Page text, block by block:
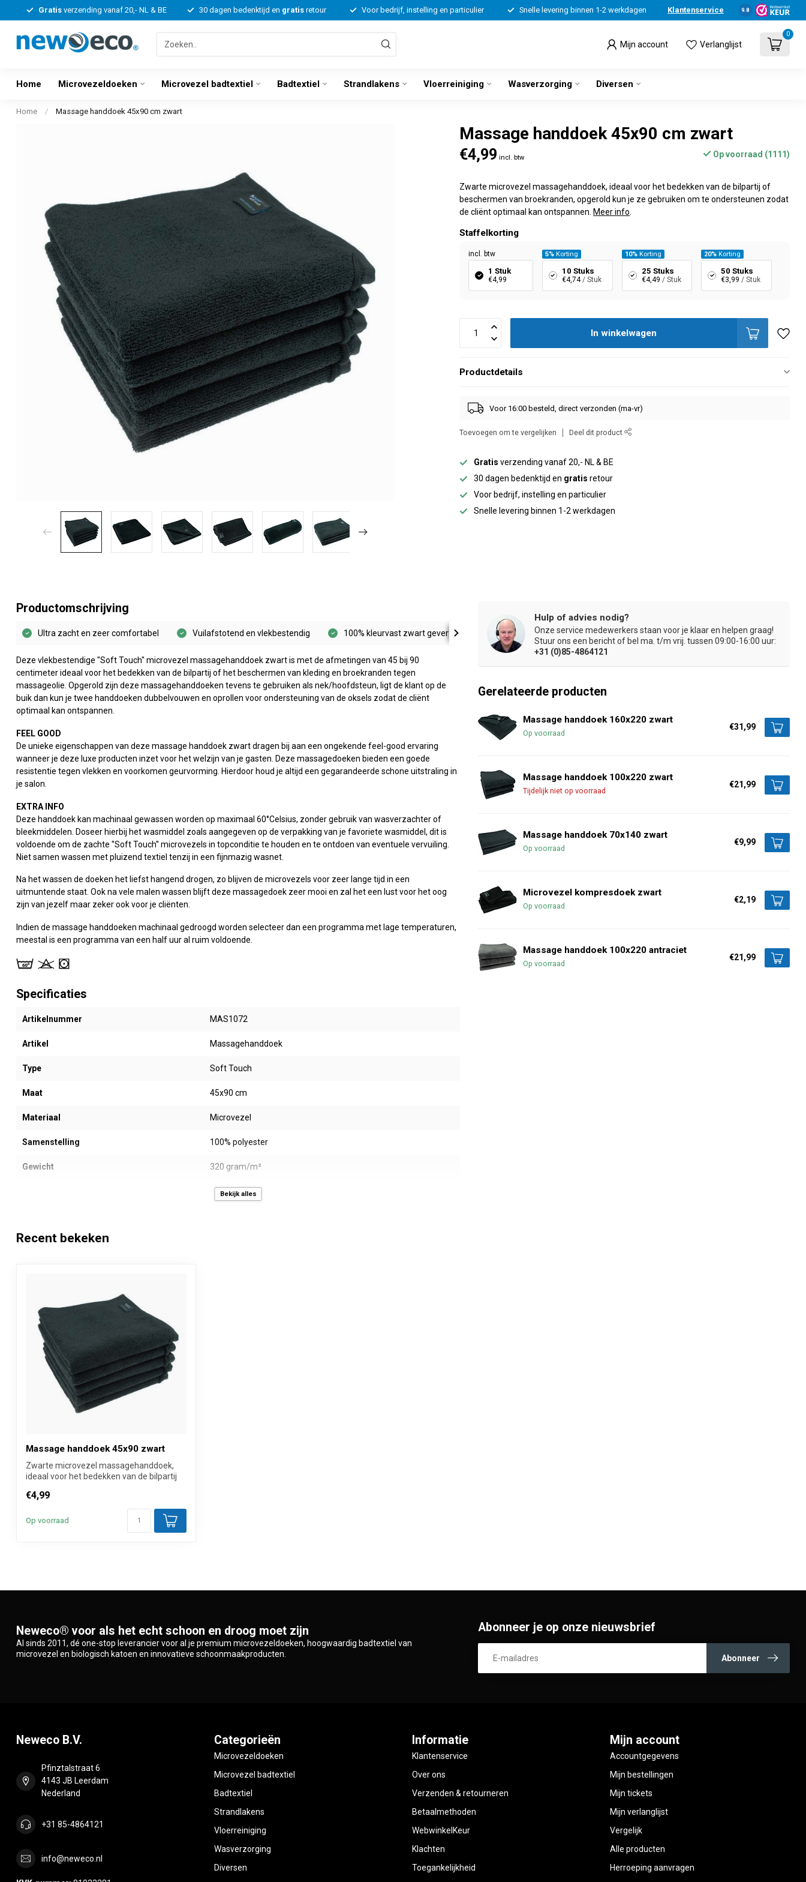
Gratisverzending vanaf 20,- NL & BE 30 dagen bedenktijd en gratisretour Voor bedrijf, instelling en particulier Snelle levering binnen 1-2 werkdagen Klantenservice 9.8
Mijn account Verlanglijst
0
Home Microvezeldoeken Microvezel badtextiel Badtextiel Strandlakens Vloerreiniging Wasverzorging Diversen
Home / Massage handdoek 45x90 cm zwart
Massage handdoek 45x90 cm zwart
€4,99 incl. btw Op voorraad (1111)
Zwarte microvezel massagehanddoek, ideaal voor het bedekken van de bilpartij of
beschermen van broekranden, opgerold kun je ze gebruiken om te ondersteunen zodat
de cliënt optimaal kan ontspannen. Meer info
Staffelkorting
incl. btw
1 Stuk
€4,99
5%Korting
10 Stuks
€4,74 / Stuk
10%Korting
25 Stuks
€4,49 / Stuk
20% Korting
50 Stuks
€3,99 / Stuk
In winkelwagen
Productdetails
Voor 16:00 besteld, direct verzonden (ma-vr)
Toevoegen om te vergelijken Deel dit product
Gratis verzending vanaf 20,- NL & BE
30 dagen bedenktijd en gratis retour
Voor bedrijf, instelling en particulier
Snelle levering binnen 1-2 werkdagen
Productomschrijving
Ultra zacht en zeer comfortabel Vuilafstotend en vlekbestendig 100% kleurvast zwart geverfd Vormvast en blijvend mooi Ideaal voor gevoelige huid
Deze vlekbestendige ''Soft Touch'' microvezel massagehanddoek zwart is met de afmetingen van 45 bij 90
centimeter ideaal voor het bedekken van de bilpartij of het beschermen van kleding en broekranden tegen
massageolie. Opgerold zijn deze massagehanddoeken tevens te gebruiken als nek/hoofdsteun, ligt de klant op de
buik dan kun je twee handdoeken dubbelvouwen en oprollen voor ondersteuning van de oksels zodat de cliënt
optimaal kan ontspannen.
FEEL GOOD
De unieke eigenschappen van deze massage handdoek zwart dragen bij aan een ongekende feel-good ervaring
wanneer je deze luxe producten inzet voor het welzijn van je gasten. Deze massagedoeken bieden een goede
resistentie tegen vlekken en voorkomen geurvorming. Hierdoor houd je altijd een gegarandeerde schone uitstraling in
je salon.
EXTRA INFO
Deze handdoek kan machinaal gewassen worden op maximaal 60°Celsius, zonder gebruik van wasverzachter of
bleekmiddelen. Doseer hierbij het wasmiddel zoals aangegeven op de verpakking van je favoriete wasmiddel, dit is
voldoende om de zachte ''Soft Touch'' microvezels in topconditie te houden en te ontdoen van eventuele vervuiling.
Niet samen wassen met pluizend textiel tenzij in een fijnmazig wasnet.
Na het wassen de doeken het liefst hangend drogen, zo blijven de microvezels voor zeer lange tijd in een
uitmuntende staat. Ook na vele malen wassen blijft deze massagedoek zeer mooi en zal het een lust voor het oog
zijn van jezelf maar zeker ook voor je cliënten.
Indien de massage handdoeken machinaal gedroogd worden selecteer dan een programma met lage temperaturen,
meestal is een programma van een half uur al ruim voldoende.
Specificaties
Artikelnummer MAS1072
Artikel Massagehanddoek
Type Soft Touch
Maat 45x90 cm
Materiaal Microvezel
Samenstelling 100% polyester
Gewicht 320 gram/m²
Zwart
Sneldrogend
Kenmerken
Inhoud
Verkoopprijs
Bekijk alles
Hulp of advies nodig?
Onze service medewerkers staan voor je klaar en helpen graag!
Stuur ons een bericht of bel ma. t/m vrij. tussen 09:00-16:00 uur:
+31 (0)85-4864121
Gerelateerde producten
Massage handdoek 160x220 zwart
Op voorraad
€31,99
Massage handdoek 100x220 zwart
Tijdelijk niet op voorraad
€21,99
Massage handdoek 70x140 zwart
Op voorraad
€9,99
Microvezel kompresdoek zwart
Op voorraad
€2,19
Massage handdoek 100x220 antraciet
Op voorraad
€21,99
Recent bekeken
Massage handdoek 45x90 zwart
Zwarte microvezel massagehanddoek,
ideaal voor het bedekken van de bilpartij
€4,99
Op voorraad
Neweco® voor als het echt schoon en droog moet zijn
Al sinds 2011, dé one-stop leverancier voor al je premium microvezeldoeken, hoogwaardig badtextiel van
microvezel en biologisch katoen en innovatieve schoonmaakproducten.
Abonneer je op onze nieuwsbrief
Abonneer
Neweco B.V.
Pfinztalstraat 6
4143 JB Leerdam
Nederland
+31 85-4864121
info@neweco.nl
Categorieën
Microvezeldoeken
Microvezel badtextiel
Badtextiel
Strandlakens
Vloerreiniging
Wasverzorging
Diversen
Informatie
Klantenservice
Over ons
Verzenden & retourneren
Betaalmethoden
WebwinkelKeur
Klachten
Toegankelijkheid
Mijn account
Accountgegevens
Mijn bestellingen
Mijn tickets
Mijn verlanglijst
Vergelijk
Alle producten
Herroeping aanvragen